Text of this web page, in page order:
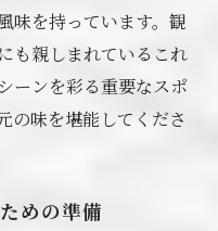
立てる焼肉の技
組み合わせ
製タレ
焼肉の楽しみ方
然を感じる
味を持っています。観
も親しまれているこれ
ーンを彩る重要なスポ
の味を堪能してくださ
めの準備